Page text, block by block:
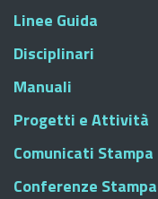
Linee Guida
Disciplinari
Manuali
Progetti e Attività
Comunicati Stampa
Conferenze Stampa